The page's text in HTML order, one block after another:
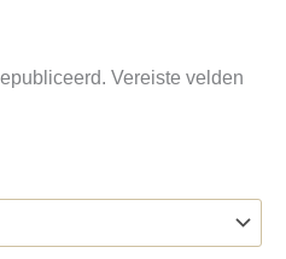
Vereiste velden